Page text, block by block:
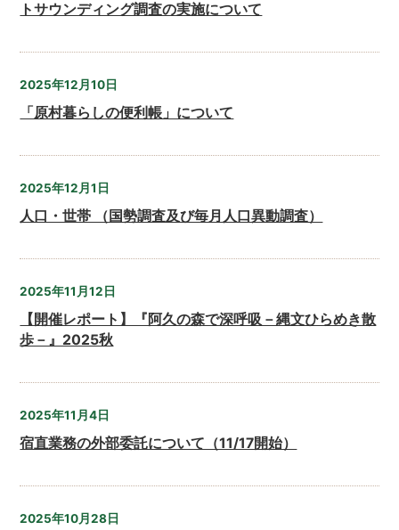
トサウンディング調査の実施について
2025年12月10日
「原村暮らしの便利帳」について
2025年12月1日
人口・世帯 （国勢調査及び毎月人口異動調査）
2025年11月12日
【開催レポート】『阿久の森で深呼吸－縄文ひらめき散
歩－』2025秋
2025年11月4日
宿直業務の外部委託について（11/17開始）
2025年10月28日